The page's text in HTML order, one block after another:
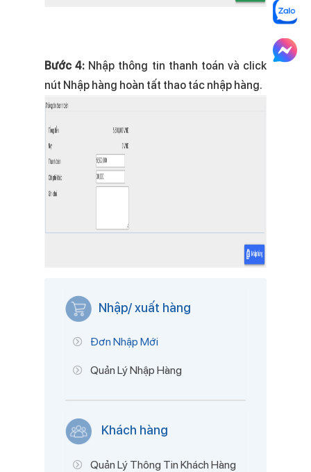
Bước 4: Nhập thông tin thanh toán và click
nút Nhập hàng hoàn tất thao tác nhập hàng.
Nhập/ xuất hàng
Đơn Nhập Mới
Quản Lý Nhập Hàng
Khách hàng
Quản Lý Thông Tin Khách Hàng